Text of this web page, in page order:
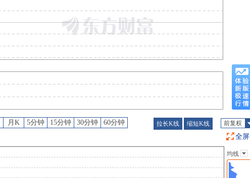
业绩预告 ：2026年07月15日发布，2026年中报预告
预约披露日：2026年半年报预约2026年08月27日披露
公告：2026年08月08日发布《天地源:天地源股份有限公司关于控股股东部分股份质押的公告》
股权质押：截止2026年08月07日质押总比例28.59%，质押总股数2.47亿股，质押总笔数6笔
月K 5分钟 15分钟 30分钟 60分钟 拉长K线 缩短K线 前复权
全屏
主图指标
均线